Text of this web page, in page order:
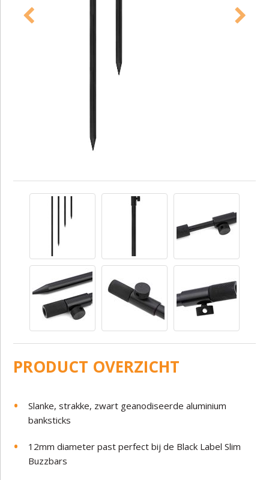
PRODUCT OVERZICHT
Slanke, strakke, zwart geanodiseerde aluminium
banksticks
12mm diameter past perfect bij de Black Label Slim
Buzzbars